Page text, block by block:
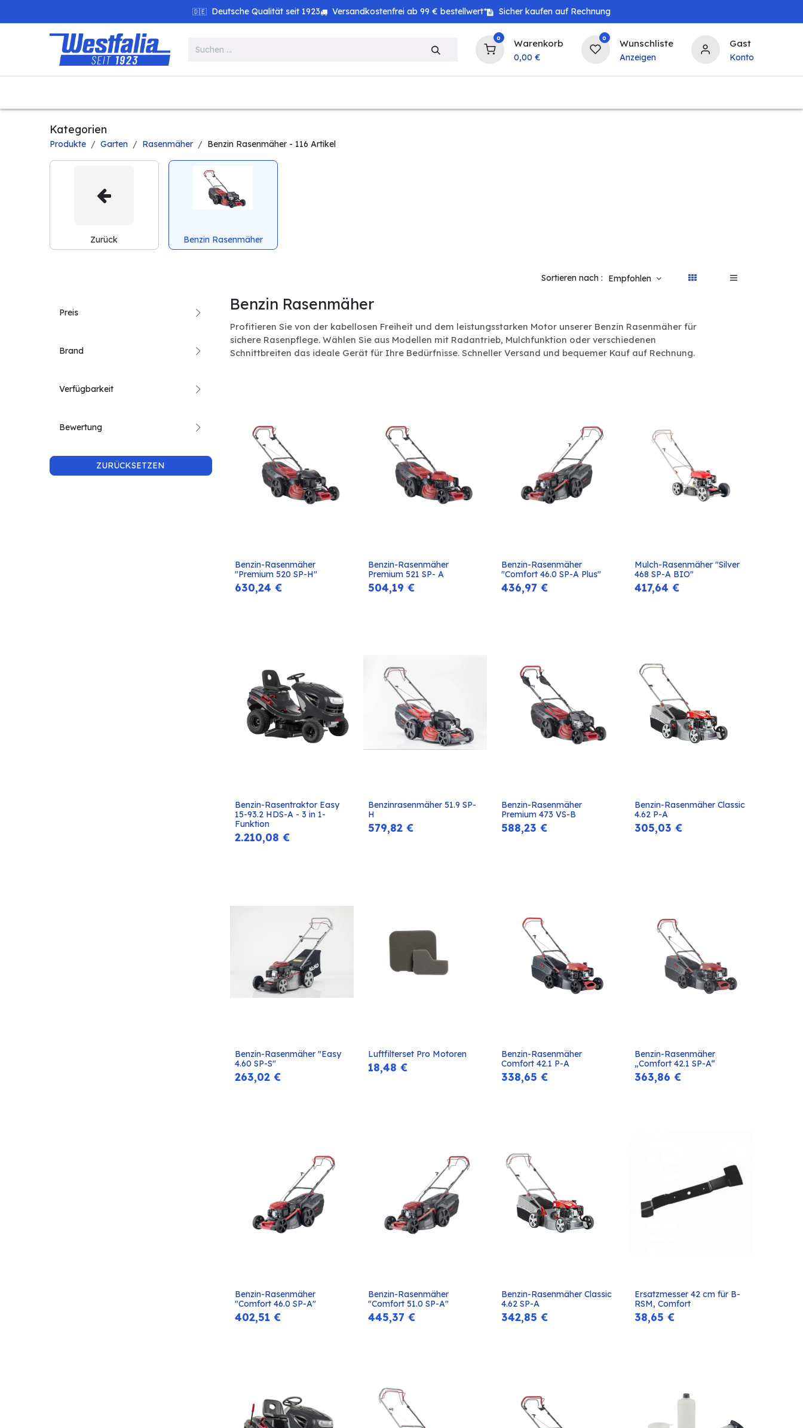
🇩🇪 Deutsche Qualität seit 1923 Versandkostenfrei ab 99 € bestellwert* Sicher kaufen auf Rechnung
0 Warenkorb
0,00 €
0 Wunschliste
Anzeigen
Gast
Konto
Kategorien
Produkte Garten Rasenmäher Benzin Rasenmäher- 116 Artikel
Zurück Benzin Rasenmäher
Sortieren nach : Empfohlen
Preis
Brand
Verfügbarkeit
Bewertung
ZURÜCKSETZEN
Benzin Rasenmäher
Profitieren Sie von der kabellosen Freiheit und dem leistungsstarken Motor unserer Benzin Rasenmäher für
sichere Rasenpflege. Wählen Sie aus Modellen mit Radantrieb, Mulchfunktion oder verschiedenen
Schnittbreiten das ideale Gerät für Ihre Bedürfnisse. Schneller Versand und bequemer Kauf auf Rechnung.
In den
Warenkorb
Benzin-Rasenmäher
"Premium 520 SP-H"
630,24 €
In den
Warenkorb
Benzin-Rasenmäher
Premium 521 SP- A
504,19 €
In den
Warenkorb
Benzin-Rasenmäher
"Comfort 46.0 SP-A Plus"
436,97 €
In den
Warenkorb
Mulch-Rasenmäher "Silver
468 SP-A BIO"
417,64 €
In den
Warenkorb
Benzin-Rasentraktor Easy
15-93.2 HDS-A - 3 in 1-
Funktion
2.210,08 €
In den
Warenkorb
Benzinrasenmäher 51.9 SP-
H
579,82€
In den
Warenkorb
Benzin-Rasenmäher
Premium 473 VS-B
588,23 €
In den
Warenkorb
Benzin-Rasenmäher Classic
4.62 P-A
305,03 €
In den
Warenkorb
Benzin-Rasenmäher "Easy
4.60 SP-S"
263,02€
In den
Warenkorb
Luftfilterset Pro Motoren
18,48 €
In den
Warenkorb
Benzin-Rasenmäher
Comfort 42.1 P-A
338,65 €
In den
Warenkorb
Benzin-Rasenmäher
„Comfort 42.1 SP-A“
363,86 €
In den
Warenkorb
Benzin-Rasenmäher
"Comfort 46.0 SP-A"
402,51 €
In den
Warenkorb
Benzin-Rasenmäher
"Comfort 51.0 SP-A"
445,37€
In den
Warenkorb
Benzin-Rasenmäher Classic
4.62 SP-A
342,85 €
In den
Warenkorb
Ersatzmesser 42 cm für B-
RSM, Comfort
38,65 €